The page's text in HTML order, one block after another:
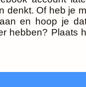
denkt. Of heb je
en hoop je
hebben? Plaats